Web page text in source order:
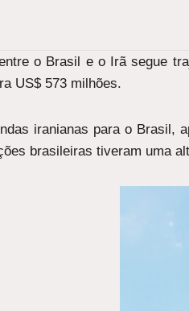
o Brasil e o Irã segue
US$ 573 milhões.
iranianas para o Brasil,
brasileiras tiveram uma